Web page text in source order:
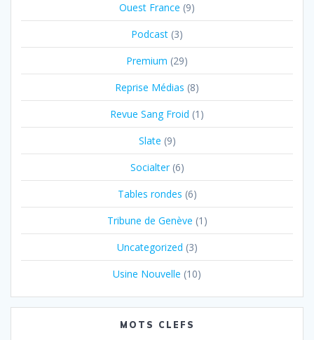
Ouest France (9)
Podcast (3)
Premium (29)
Reprise Médias (8)
Revue Sang Froid (1)
Slate (9)
Socialter(6)
Tables rondes (6)
Tribune de Genève (1)
Uncategorized (3)
Usine Nouvelle (10)
MOTS CLEFS